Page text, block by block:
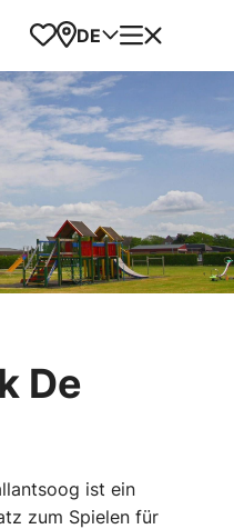
Favoriten
Karte
DE Menü
De
ist ein
zum Spielen für